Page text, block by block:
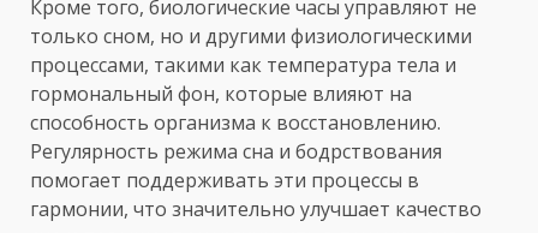
Кроме того, биологические часы управляют не
только сном, но и другими физиологическими
процессами, такими как температура тела и
гормональный фон, которые влияют на
способность организма к восстановлению.
Регулярность режима сна и бодрствования
помогает поддерживать эти процессы в
гармонии, что значительно улучшает качество